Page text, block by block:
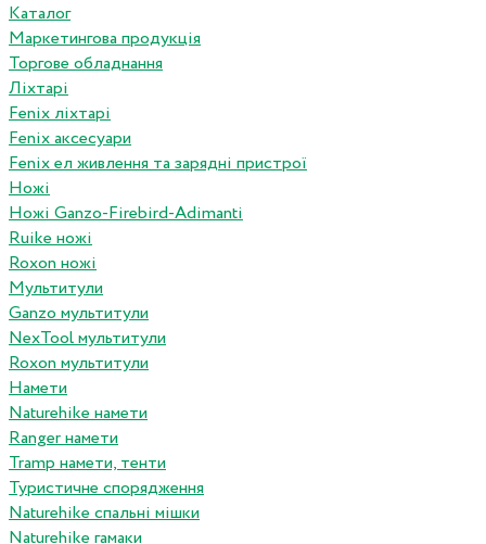
Каталог
Маркетингова продукція
Торгове обладнання
Ліхтарі
Fenix ліхтарі
Fenix аксесуари
Fenix ел живлення та зарядні пристрої
Ножі
Ножі Ganzo-Firebird-Adimanti
Ruike ножі
Roxon ножi
Мультитули
Ganzo мультитули
NexTool мультитули
Roxon мультитули
Намети
Naturehike намети
Ranger намети
Tramp намети, тенти
Туристичне спорядження
Naturehike спальні мішки
Naturehike гамаки